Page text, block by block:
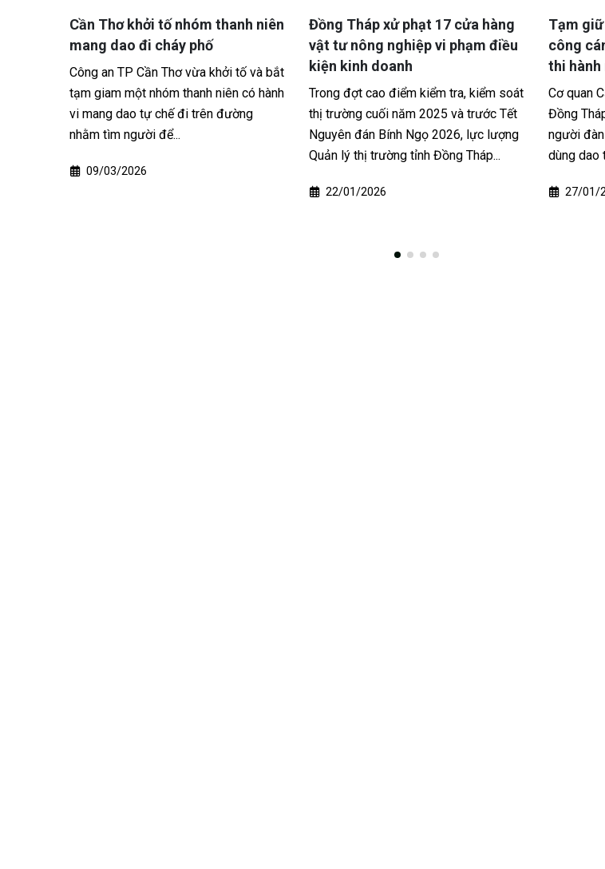
Đồng Tháp xử phạt 17 cửa hàng
vật tư nông nghiệp vi phạm điều
kiện kinh doanh
Trong đợt cao điểm kiểm tra, kiểm soát
thị trường cuối năm 2025 và trước Tết
Nguyên đán Bính Ngọ 2026, lực lượng
Tạm giữ đối tượng dùng dao tấn
công cán bộ công an khi đang
thi hành nhiệm vụ
Cơ quan Cảnh sát điều tra Công an tỉnh
Đồng Tháp đang tạm giữ hình sự một
người đàn ông để điều tra về hành vi
dùng dao tấn công...
27/01/2026
Đốc
năm tù
do
TAND
bị cáo
xã Đốc
về các
20/04/